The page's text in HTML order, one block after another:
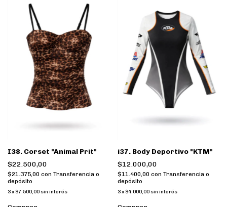
I38. Corset "Animal Prit"
$22.500,00
$21.375,00 con Transferencia o
depósito
3x $7.500,00 sin interés
i37. Body Deportivo "KTM"
$12.000,00
$11.400,00 con Transferencia o
depósito
3 x $4.000,00 sin interés